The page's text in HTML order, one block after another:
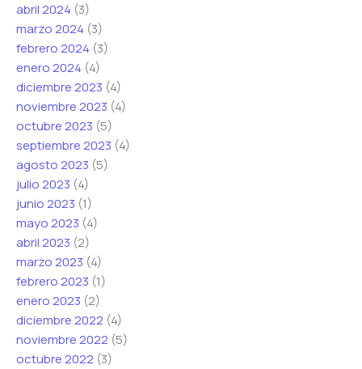
abril 2024 (3)
marzo 2024 (3)
febrero 2024 (3)
enero 2024 (4)
diciembre 2023 (4)
noviembre 2023 (4)
octubre 2023 (5)
septiembre 2023 (4)
agosto 2023 (5)
julio 2023 (4)
junio 2023 (1)
mayo 2023 (4)
abril 2023 (2)
marzo 2023 (4)
febrero 2023 (1)
enero 2023 (2)
diciembre 2022 (4)
noviembre 2022 (5)
octubre 2022 (3)